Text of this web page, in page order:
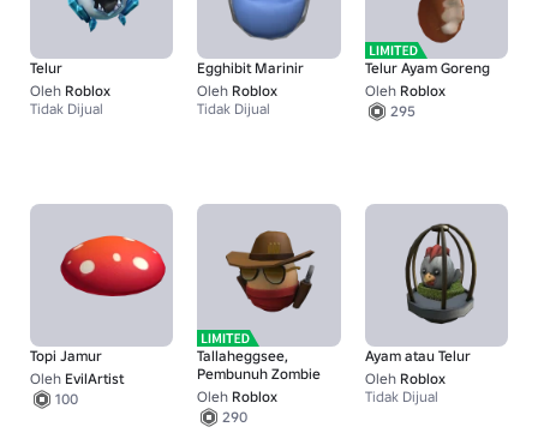
Telur
Oleh Roblox
Tidak Dijual
Egghibit Marinir
Oleh Roblox
Tidak Dijual
Telur Ayam Goreng
Oleh Roblox
295
Topi Jamur
Oleh EvilArtist
100
Tallaheggsee,
Pembunuh Zombie
Oleh Roblox
290
Ayam atau Telur
Oleh Roblox
Tidak Dijual